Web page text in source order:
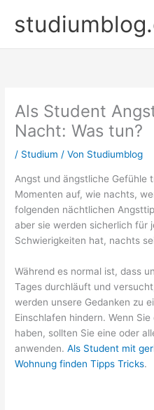
Inhalt
Als Student
Nacht: Was tun?
/ Studium / Von Studiumblog
Angst und ängstliche Gefühle
Momenten auf, wie nachts,
folgenden nächtlichen
aber sie werden sicherlich für
Schwierigkeiten hat, nachts
Während es normal ist, dass
Tages durchläuft und
werden unsere Gedanken zu
Einschlafen hindern. Wenn
haben, sollten Sie eine oder
anwenden.Als Student mit
Wohnung finden Tipps Tricks.